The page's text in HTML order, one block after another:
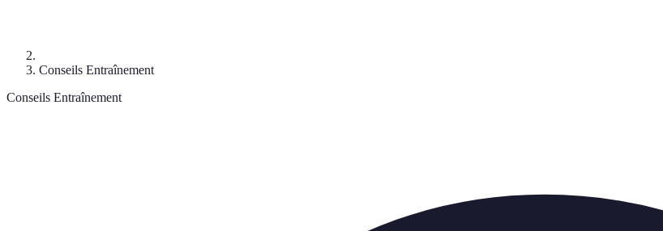
Conseils Entraînement
Conseils Entraînement